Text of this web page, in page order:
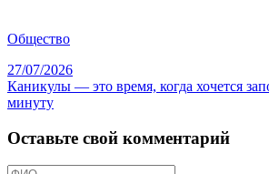
Общество
27/07/2026
Каникулы — это время, когда хочется
минуту
Оставьте свой комментарий